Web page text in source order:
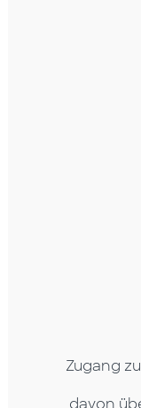
Zugang
davon